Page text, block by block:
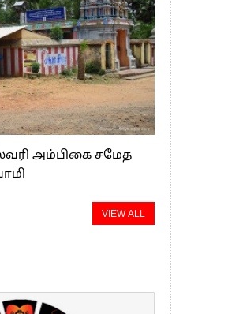
அம்பிகை சமேத
VIEW ALL